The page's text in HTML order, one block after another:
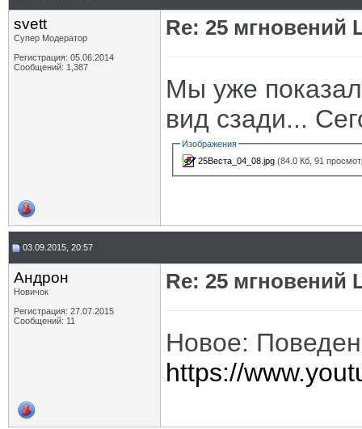
svett
Супер Модератор
Регистрация: 05.06.2014
Сообщений: 1,387
Re: 25 мгновений
Мы уже
вид сзади...
Изображения
25Веста_04_08.jpg (84.0 Кб, 91
03.09.2015, 20:57
Андрон
Новичок
Регистрация: 27.07.2015
Сообщений: 11
Re: 25 мгновений
Новое:
https://